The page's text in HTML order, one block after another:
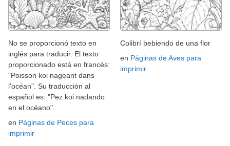
No se proporcionó texto en
inglés para traducir. El texto
proporcionado está en francés:
"Poisson koi nageant dans
l'océan". Su traducción al
español es: "Pez koi nadando
en el océano".
en Páginas de Peces para
imprimir
Colibrí bebiendo de una flor
en Páginas de Aves para
imprimir